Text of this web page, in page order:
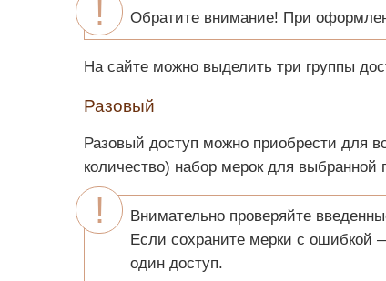
Обратите внимание! При
На сайте можно выделить три группы
Разовый
Разовый доступ можно приобрести для
количество) набор мерок для выбранной
Внимательно проверяйте
Если сохраните мерки с ошибкой
один доступ.